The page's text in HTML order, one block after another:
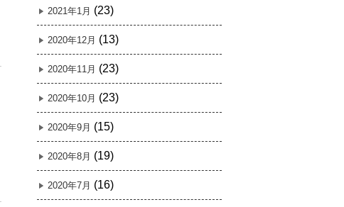
2021年1月 (23)
2020年12月 (13)
2020年11月 (23)
2020年10月 (23)
2020年9月 (15)
2020年8月 (19)
2020年7月 (16)